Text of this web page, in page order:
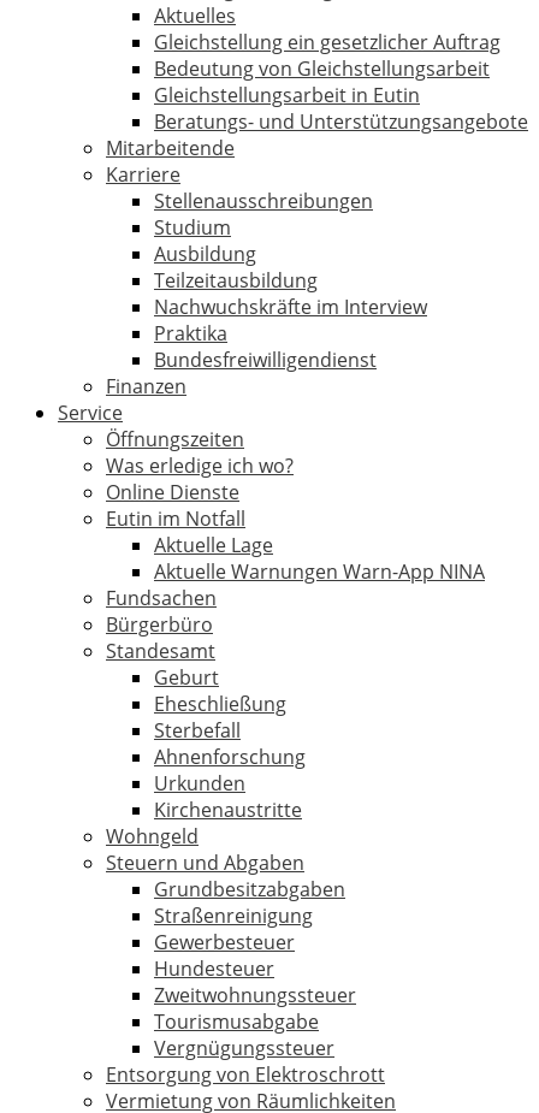
Aktuelles
Gleichstellung ein gesetzlicher Auftrag
Bedeutung von Gleichstellungsarbeit
Gleichstellungsarbeit in Eutin
Beratungs- und Unterstützungsangebote
Mitarbeitende
Karriere
Stellenausschreibungen
Studium
Ausbildung
Teilzeitausbildung
Nachwuchskräfte im Interview
Praktika
Bundesfreiwilligendienst
Finanzen
Service
Öffnungszeiten
Was erledige ich wo?
Online Dienste
Eutin im Notfall
Aktuelle Lage
Aktuelle Warnungen Warn-App NINA
Fundsachen
Bürgerbüro
Standesamt
Geburt
Eheschließung
Sterbefall
Ahnenforschung
Urkunden
Kirchenaustritte
Wohngeld
Steuern und Abgaben
Grundbesitzabgaben
Straßenreinigung
Gewerbesteuer
Hundesteuer
Zweitwohnungssteuer
Tourismusabgabe
Vergnügungssteuer
Entsorgung von Elektroschrott
Vermietung von Räumlichkeiten